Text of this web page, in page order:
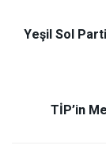
Yeşil Sol
TİP’in